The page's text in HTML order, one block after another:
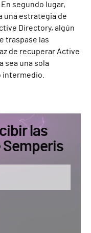
segundo lugar,
una estrategia de
Directory, algún
traspase las
de recuperar Active
sea una sola
intermedio.
las
information regarding its
information in